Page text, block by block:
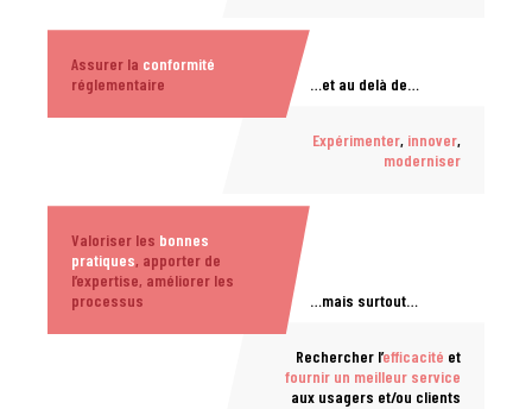
Assurer la conformité
réglementaire
…et au delà de…
Expérimenter, innover,
moderniser
Valoriser les bonnes
pratiques, apporter de
l’expertise, améliorer les
processus
…mais surtout…
Rechercher l’efficacité et
fournir un meilleur service
aux usagers et/ou clients